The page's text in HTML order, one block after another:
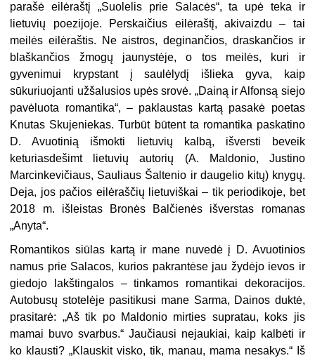
parašė eilėraštį „Suolelis prie Salacės“, ta upė teka ir
lietuvių poezijoje. Perskaičius eilėraštį, akivaizdu – tai
meilės eilėraštis. Ne aistros, deginančios, draskančios ir
blaškančios žmogų jaunystėje, o tos meilės, kuri ir
gyvenimui krypstant į saulėlydį išlieka gyva, kaip
sūkuriuojanti užšalusios upės srovė. „Dainą ir Alfonsą siejo
pavėluota romantika“, – paklaustas kartą pasakė poetas
Knutas Skujeniekas. Turbūt būtent ta romantika paskatino
D. Avuotinią išmokti lietuvių kalbą, išversti beveik
keturiasdešimt lietuvių autorių (A. Maldonio, Justino
Marcinkevičiaus, Sauliaus Šaltenio ir daugelio kitų) knygų.
Deja, jos pačios eilėraščių lietuviškai – tik periodikoje, bet
2018 m. išleistas Bronės Balčienės išverstas romanas
„Anyta“.
Romantikos siūlas kartą ir mane nuvedė į D. Avuotinios
namus prie Salacos, kurios pakrantėse jau žydėjo ievos ir
giedojo lakštingalos – tinkamos romantikai dekoracijos.
Autobusų stotelėje pasitikusi mane Sarma, Dainos duktė,
prasitarė: „Aš tik po Maldonio mirties supratau, koks jis
mamai buvo svarbus.“ Jaučiausi nejaukiai, kaip kalbėti ir
ko klausti? „Klauskit visko, tik, manau, mama nesakys.“ Iš